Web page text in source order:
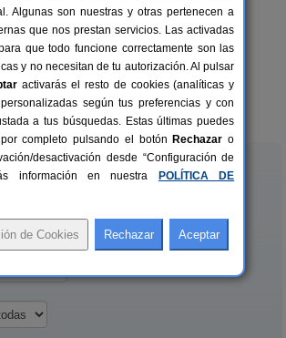
2-18+4 pers.
desde25 €
Rural Diez Cerezos
de La Vera (Cáceres)
Algunas son nuestras y otras pertenecen a
que nos prestan servicios. Las activadas
que todo funcione correctamente son las
y no necesitan de tu autorización. Al pulsar
activarás el resto de cookies (analíticas y
según tus preferencias y con
a tus búsquedas. Estas últimas puedes
completo pulsando el botón Rechazar o
desactivación desde “Configuración de
información en nuestra
POLÍTICA DE